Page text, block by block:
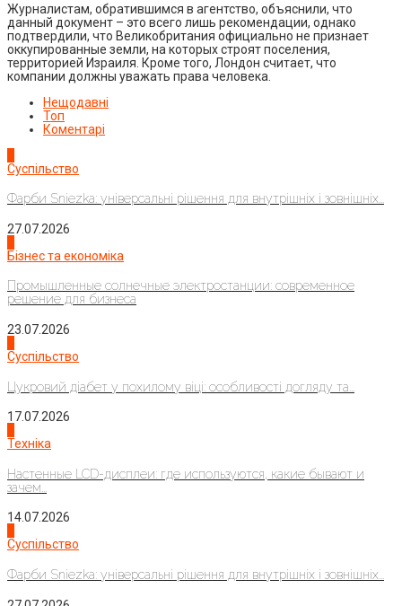
Журналистам, обратившимся в агентство, объяснили, что
данный документ – это всего лишь рекомендации, однако
подтвердили, что Великобритания официально не признает
оккупированные земли, на которых строят поселения,
территорией Израиля. Кроме того, Лондон считает, что
компании должны уважать права человека.
Нещодавні
Топ
Коментарі
Суспільство
Фарби Sniezka: універсальні рішення для внутрішніх і зовнішніх...
27.07.2026
Бізнес та економіка
Промышленные солнечные электростанции: современное
решение для бизнеса
23.07.2026
Суспільство
Цукровий діабет у похилому віці: особливості догляду та...
17.07.2026
Техніка
Настенные LCD-дисплеи: где используются, какие бывают и
зачем...
14.07.2026
Суспільство
Фарби Sniezka: універсальні рішення для внутрішніх і зовнішніх...